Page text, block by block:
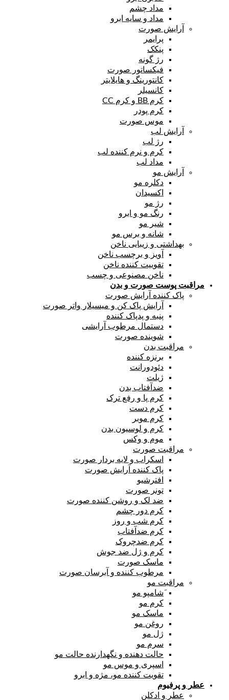
مداد چشم
مداد و سایه ابرو
آرایش صورت
پرایمر
پنکک
رژ گونه
فیکساتور صورت
کانتورینگ و هایلایتر
کانسیلر
کرم BB و کرم CC
کرم پودر
موس صورت
آرایش لب
رژ لب
کرم و نرم کننده لب
مداد لب
آرایش مو
دکلره مو
اکسیدان
رژ مو
رنگ مو و ابرو
شیر مو
شانه و برس مو
بهداشتی و زیبایی ناخن
آویز و برچسب ناخن
تقوییت کننده ناخن
ناخن مصنوعی و چسب
مراقبت پوست صورت و بدن
پاک کننده آرایش صورت
آرایش پاک کن و میسیلار واتر صورت
پنبه و پدپاک کننده
دستمال مرطوب آرایشی
شوینده صورت
مراقبت بدن
برنزه کننده
دئودورانت
ژیلت
ضدآفتاب بدن
کرم پا و رفع ترک
کرم دست
کرم موبر
کرم و لوسیون بدن
موم و وکس
مراقبت صورت
اسکراب و لایه بردار صورت
پاک کننده آرایش صورت
افترشیو
تونر صورت
ضد لک و روشن کننده صورت
کرم دور چشم
کرم شب و روز
کرم ضدآفتاب
کرم ضدچروک
کرم و ژل ضد جوش
ماسک صورت
مرطوب کننده و آبرسان صورت
مراقبت مو
َشامپو مو
کرم مو
ماسک مو
روغن مو
ژل مو
سرم مو
حالت دهنده و نگهدارنده حالت مو
اسپری و موس مو
تقویت کننده مو، مژه و ابرو
عطر و پرفیوم
عطر و ادکلن